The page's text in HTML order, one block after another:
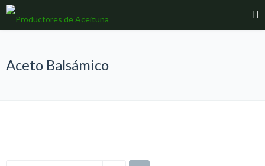
Aceto Balsámico